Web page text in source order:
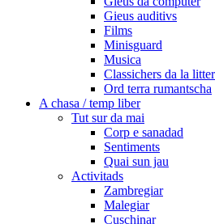
Gieus auditivs
Films
Minisguard
Musica
Classichers da la
Ord terra rumantscha
A chasa / temp liber
Tut sur da mai
Corp e sanadad
Sentiments
Quai sun jau
Activitads
Zambregiar
Malegiar
Cuschinar